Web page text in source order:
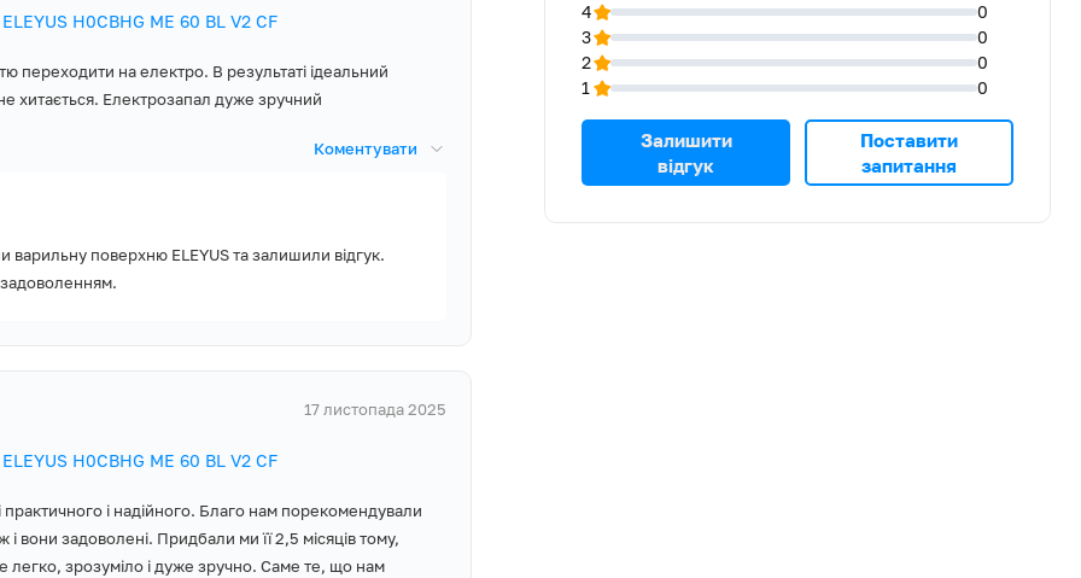
Використання
полум'я
щоб вибрати
швидку і
при
H0СBHG ME 60 BL V2 CF
переходити на електро. В результаті ідеальний
хитається. Електрозапал дуже зручний
Коментувати
поверхню ELEYUS та залишили відгук.
17 листопада 2025
H0СBHG ME 60 BL V2 CF
практичного і надійного. Благо нам порекомендували
вони задоволені. Придбали ми її 2,5 місяців тому,
легко, зрозуміло і дуже зручно. Саме те, що нам
4
0
3
0
2
0
1
0
Залишити
відгук
Поставити
запитання